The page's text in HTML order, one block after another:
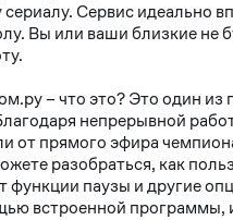
Сервис идеально
Вы или ваши близкие не
– что это? Это один из
непрерывной
от прямого эфира
разобраться, как
функции паузы и другие
встроенной программы,